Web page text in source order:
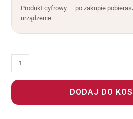
Produkt cyfrowy — po zakupie
urządzenie.
DODAJ DO